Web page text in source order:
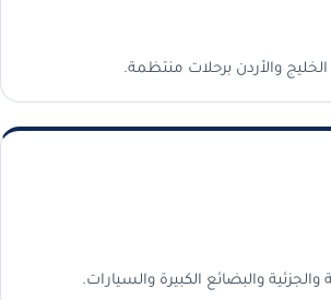
والأردن برحلات منتظمة.
والجزئية والبضائع الكبيرة والسيارات.